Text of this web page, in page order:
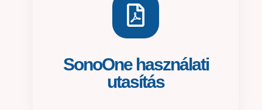
SonoOne használati
utasítás